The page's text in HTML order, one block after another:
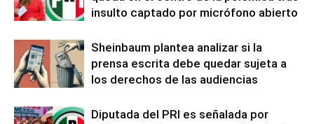
insulto captado por micrófono abierto
Sheinbaum plantea analizar si la
prensa escrita debe quedar sujeta a
los derechos de las audiencias
Diputada del PRI es señalada por